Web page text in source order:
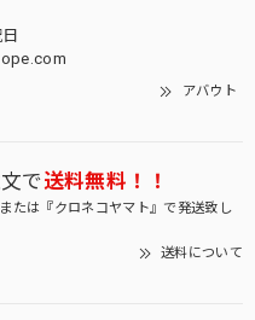
アバウト
で送料無料！！
たは『クロネコヤマト』で発送致し
送料について